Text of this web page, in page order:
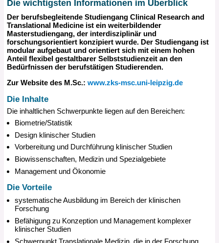
Die wichtigsten Informationen im Überblick
Der berufsbegleitende Studiengang Clinical Research and
Translational Medicine ist ein weiterbildender
Masterstudiengang, der interdisziplinär und
forschungsorientiert konzipiert wurde. Der Studiengang ist
modular aufgebaut und orientiert sich mit einem hohen
Anteil flexibel gestaltbarer Selbststudienzeit an den
Bedürfnissen der berufstätigen Studierenden.
Zur Website des M.Sc.: www.zks-msc.uni-leipzig.de
Die Inhalte
Die inhaltlichen Schwerpunkte liegen auf den Bereichen:
Biometrie/Statistik
Design klinischer Studien
Vorbereitung und Durchführung klinischer Studien
Biowissenschaften, Medizin und Spezialgebiete
Management und Ökonomie
Die Vorteile
systematische Ausbildung im Bereich der klinischen
Forschung
Befähigung zu Konzeption und Management komplexer
klinischer Studien
Schwerpunkt Translationale Medizin, die in der Forschung